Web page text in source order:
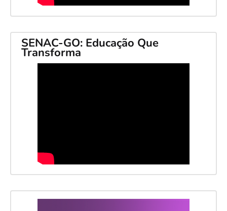
SENAC-GO: Educação Que
Transforma